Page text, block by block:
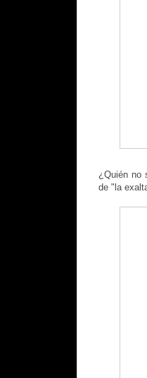
¿Quién no
de "la